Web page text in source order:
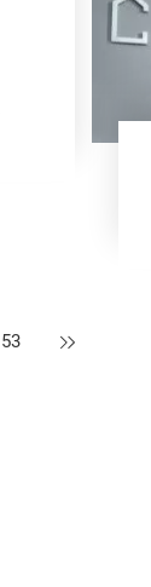
53 下一页